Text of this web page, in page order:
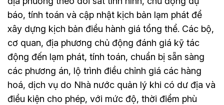
báo, tính toán và cập nhật kịch bản lạm phát để
xây dựng kịch bản điều hành giá tổng thể. Các bộ,
cơ quan, địa phương chủ động đánh giá kỹ tác
động đến lạm phát, tính toán, chuẩn bị sẵn sàng
các phương án, lộ trình điều chỉnh giá các hàng
hoá, dịch vụ do Nhà nước quản lý khi có dư địa và
điều kiện cho phép, với mức độ, thời điểm phù